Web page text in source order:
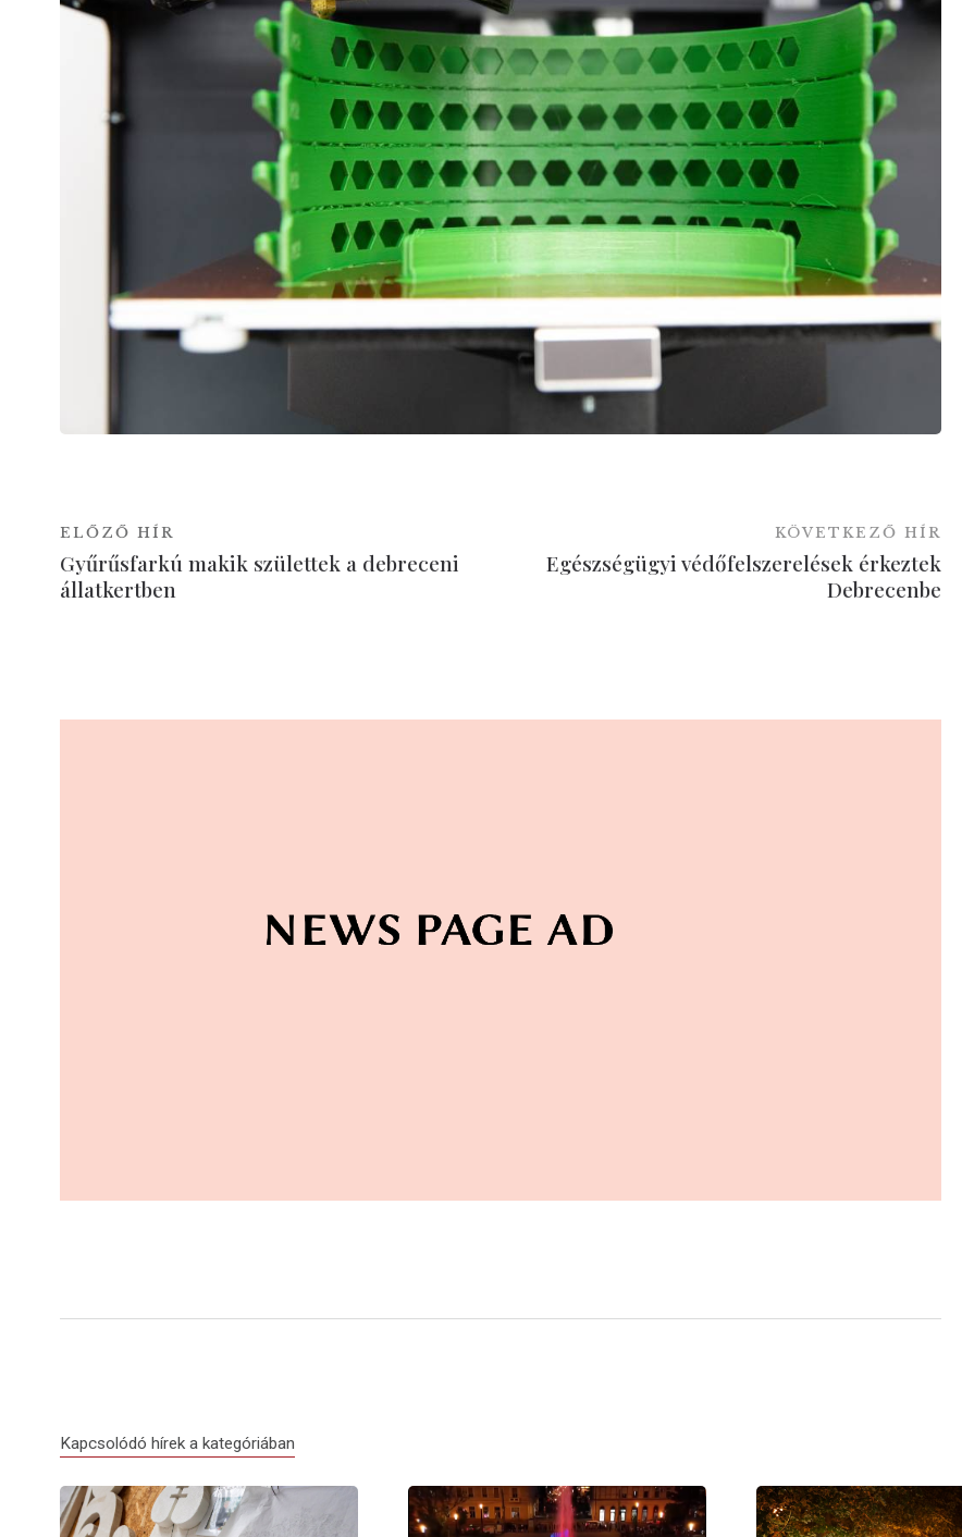
ELŐZŐ HÍR
Gyűrűsfarkú makik születtek a debreceni
állatkertben
KÖVETKEZŐ HÍR
Egészségügyi védőfelszerelések érkeztek
Debrecenbe
Kapcsolódó hírek a kategóriában